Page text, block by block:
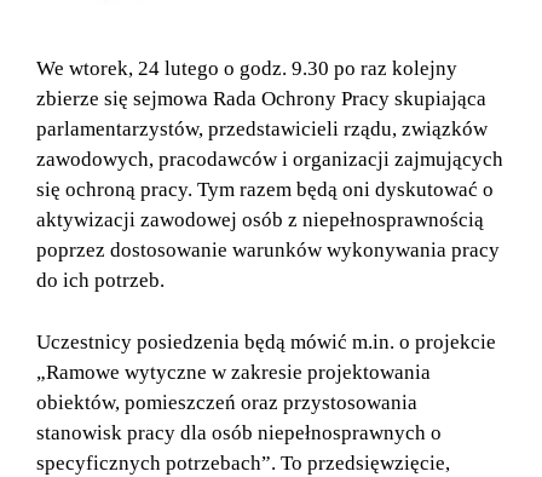
We wtorek, 24 lutego o godz. 9.30 po raz kolejny
zbierze się sejmowa Rada Ochrony Pracy skupiająca
parlamentarzystów, przedstawicieli rządu, związków
zawodowych, pracodawców i organizacji zajmujących
się ochroną pracy. Tym razem będą oni dyskutować o
aktywizacji zawodowej osób z niepełnosprawnością
poprzez dostosowanie warunków wykonywania pracy
do ich potrzeb.
Uczestnicy posiedzenia będą mówić m.in. o projekcie
„Ramowe wytyczne w zakresie projektowania
obiektów, pomieszczeń oraz przystosowania
stanowisk pracy dla osób niepełnosprawnych o
specyficznych potrzebach”. To przedsięwzięcie,